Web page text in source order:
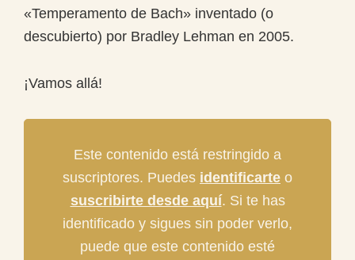
«Temperamento de Bach» inventado (o
descubierto) por Bradley Lehman en 2005.
¡Vamos allá!
Este contenido está restringido a
suscriptores. Puedes identificarte o
suscribirte desde aquí. Si te has
identificado y sigues sin poder verlo,
puede que este contenido esté